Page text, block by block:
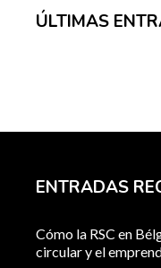
ÚLTIMAS
ENTRADAS
Cómo la RSC en
circular y el